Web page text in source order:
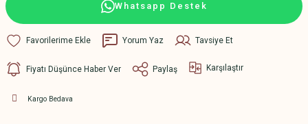
Whatsapp Destek
Yorum Yaz Tavsiye Et
Fiyatı Düşünce Haber Ver Paylaş Karşılaştır
Kargo Bedava